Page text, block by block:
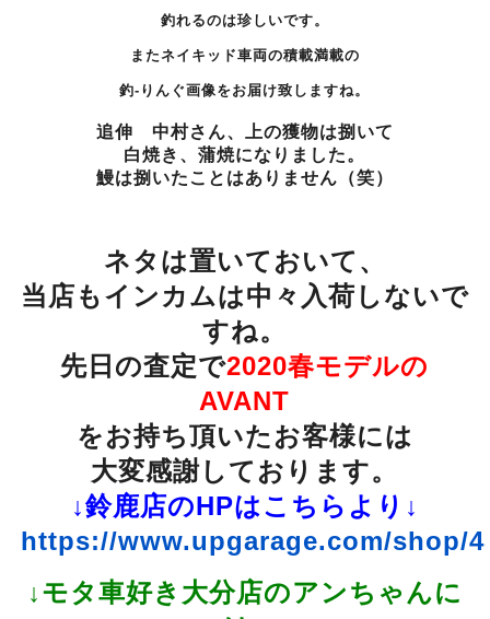
釣れるのは珍しいです。
またネイキッド車両の積載満載の
釣-りんぐ画像をお届け致しますね。
追伸 中村さん、上の獲物は捌いて
白焼き、蒲焼になりました。
鰻は捌いたことはありません（笑）
ネタは置いておいて、
当店もインカムは中々入荷しないで
すね。
先日の査定で2020春モデルの
AVANT
をお持ち頂いたお客様には
大変感謝しております。
↓鈴鹿店のHPはこちらより↓
https://www.upgarage.com/shop/
↓モタ車好き大分店のアンちゃんに